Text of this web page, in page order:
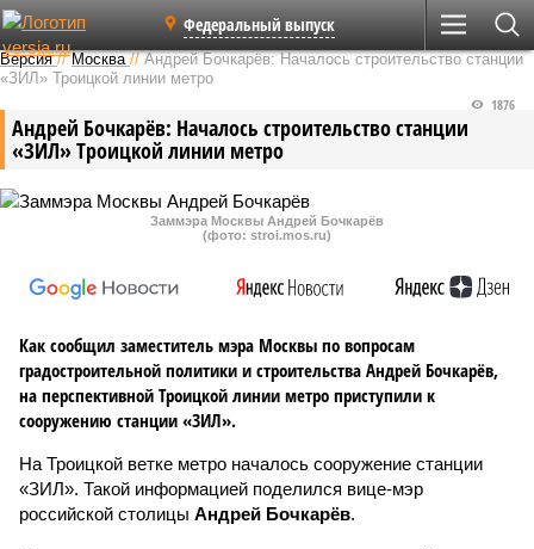
Федеральный выпуск
Версия //Москва //Андрей Бочкарёв: Началось строительство станции
«ЗИЛ» Троицкой линии метро
Андрей Бочкарёв: Началось строительство станции
«ЗИЛ» Троицкой линии метро
1876
Заммэра Москвы Андрей Бочкарёв
(фото: stroi.mos.ru)
Как сообщил заместитель мэра Москвы по вопросам
градостроительной политики и строительства Андрей Бочкарёв,
на перспективной Троицкой линии метро приступили к
сооружению станции «ЗИЛ».
На Троицкой ветке метро началось сооружение станции
«ЗИЛ». Такой информацией поделился вице-мэр
российской столицы Андрей Бочкарёв.